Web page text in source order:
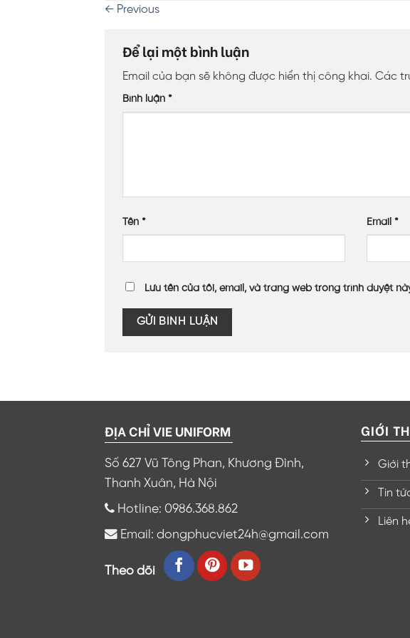
← Previous
Để lại một bình luận
Email của bạn sẽ không được hiển thị công khai. Các
Bình luận *
Tên * Email*
Lưu tên của tôi, email, và trang web trong trình duyệt
ĐỊA CHỈ VIE UNIFORM
Số 627 Vũ Tông Phan, Khương Đình,
Thanh Xuân, Hà Nội
Hotline: 0986.368.862
Email: dongphucviet24h@gmail.com
Theo dõi
GIỚI
Giới
Tin
Liên